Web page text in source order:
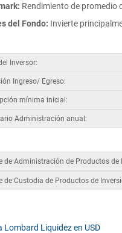
Rendimiento de promedio
del Fondo: Invierte
Inversor:
Ingreso/ Egreso:
mínima inicial:
Administración anual:
de Administración de Productos de
de Custodia de Productos de
Lombard Liquidez en USD